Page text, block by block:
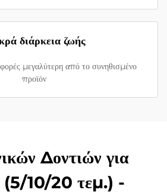
διάρκεια ζωής
μεγαλύτερη από το συνηθισμένο
προϊόν
Δοντιών για
(5/10/20 τεμ.) -